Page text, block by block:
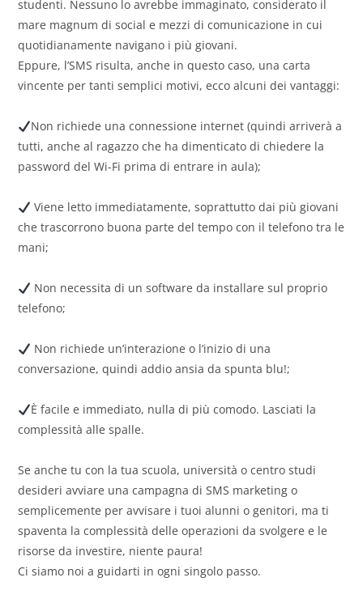
studenti. Nessuno lo avrebbe immaginato, considerato il
mare magnum di social e mezzi di comunicazione in cui
quotidianamente navigano i più giovani.
Eppure, l’SMS risulta, anche in questo caso, una carta
vincente per tanti semplici motivi, ecco alcuni dei vantaggi:
Non richiede una connessione internet (quindi arriverà a
tutti, anche al ragazzo che ha dimenticato di chiedere la
password del Wi-Fi prima di entrare in aula);
Viene letto immediatamente, soprattutto dai più giovani
che trascorrono buona parte del tempo con il telefono tra le
mani;
Non necessita di un software da installare sul proprio
telefono;
Non richiede un’interazione o l’inizio di una
conversazione, quindi addio ansia da spunta blu!;
È facile e immediato, nulla di più comodo. Lasciati la
complessità alle spalle.
Se anche tu con la tua scuola, università o centro studi
desideri avviare una campagna di SMS marketing o
semplicemente per avvisare i tuoi alunni o genitori, ma ti
spaventa la complessità delle operazioni da svolgere e le
risorse da investire, niente paura!
Ci siamo noi a guidarti in ogni singolo passo.